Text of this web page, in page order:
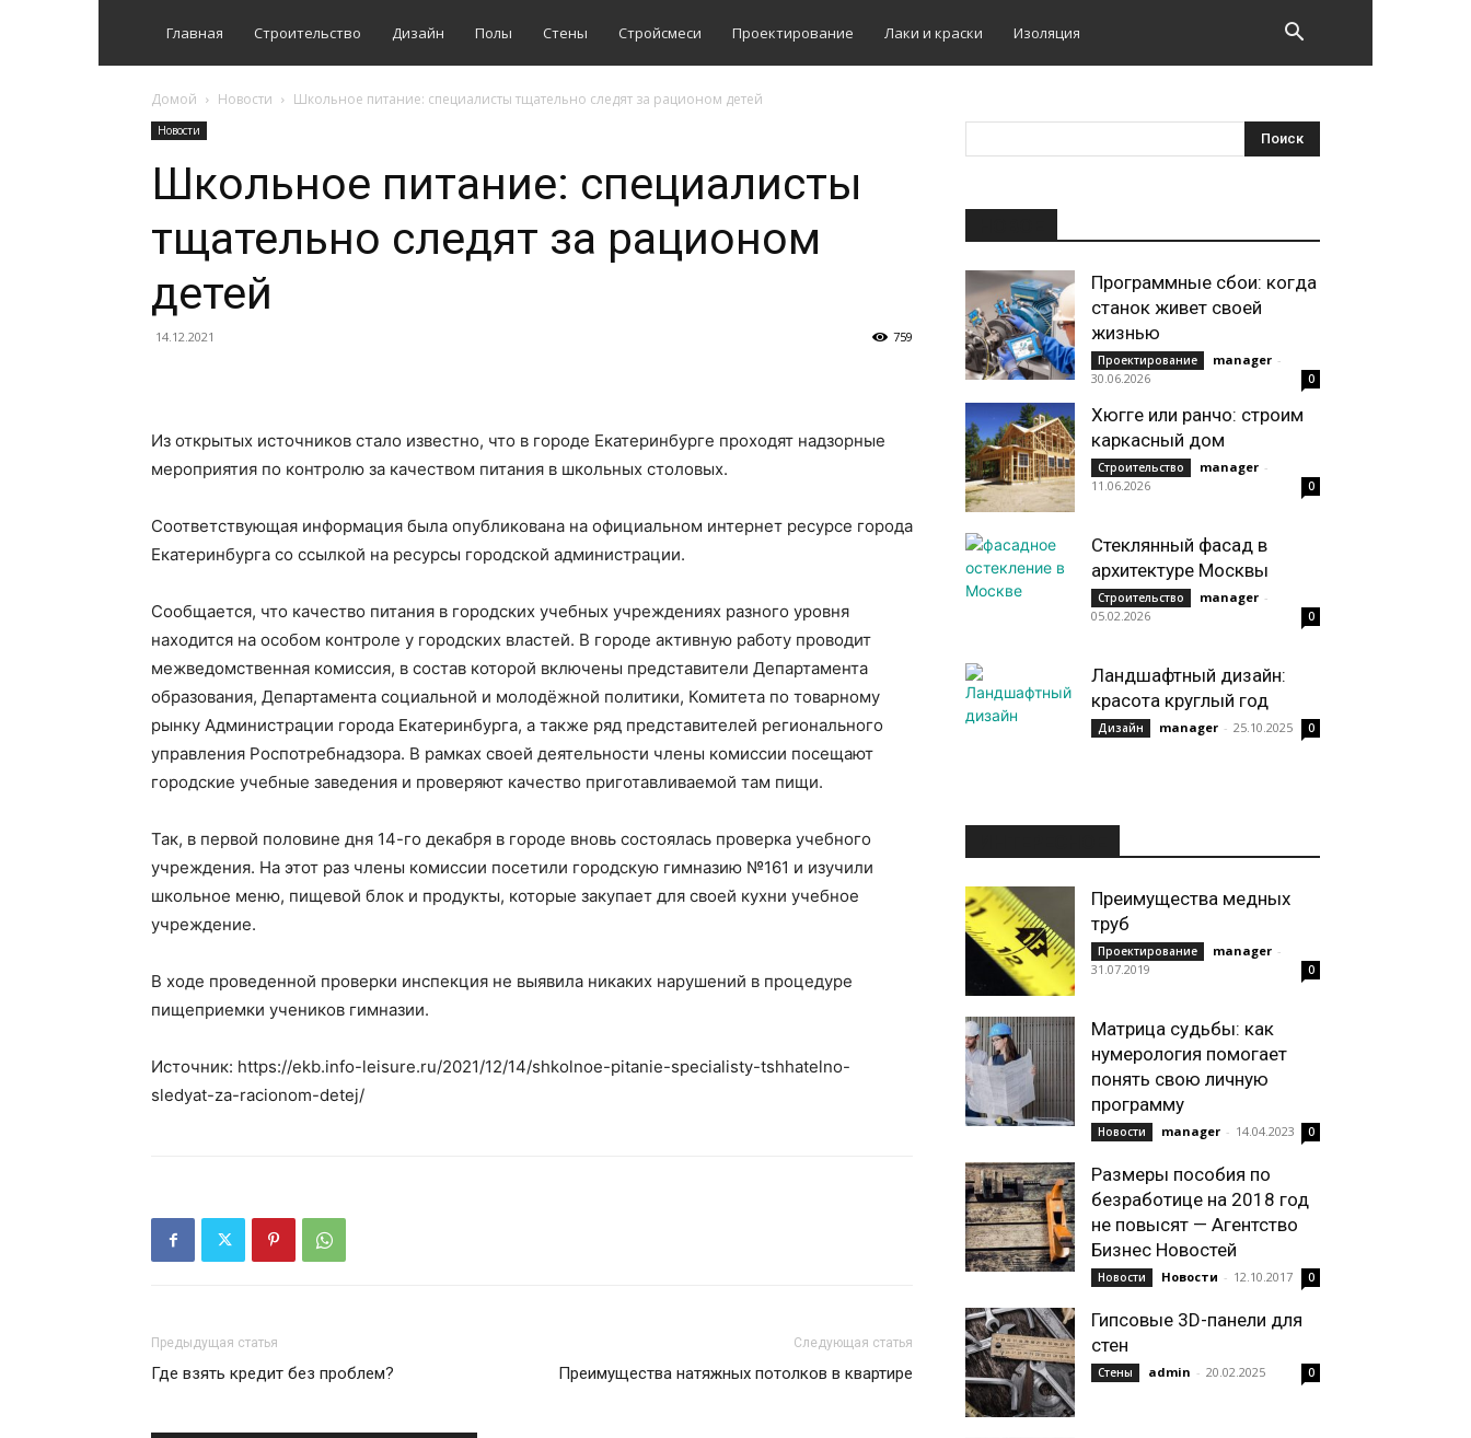
Главная Строительство Дизайн Полы Стены Стройсмеси Проектирование Лаки и краски Изоляция
Домой Новости Школьное питание: специалисты тщательно следят за рационом детей
Новости
Школьное питание: специалисты
тщательно следят за рационом
детей
14.12.2021 759
Из открытых источников стало известно, что в городе Екатеринбурге проходят надзорные
мероприятия по контролю за качеством питания в школьных столовых.
Соответствующая информация была опубликована на официальном интернет ресурсе города
Екатеринбурга со ссылкой на ресурсы городской администрации.
Сообщается, что качество питания в городских учебных учреждениях разного уровня
находится на особом контроле у городских властей. В городе активную работу проводит
межведомственная комиссия, в состав которой включены представители Департамента
образования, Департамента социальной и молодёжной политики, Комитета по товарному
рынку Администрации города Екатеринбурга, а также ряд представителей регионального
управления Роспотребнадзора. В рамках своей деятельности члены комиссии посещают
городские учебные заведения и проверяют качество приготавливаемой там пищи.
Так, в первой половине дня 14-го декабря в городе вновь состоялась проверка учебного
учреждения. На этот раз члены комиссии посетили городскую гимназию №161 и изучили
школьное меню, пищевой блок и продукты, которые закупает для своей кухни учебное
учреждение.
В ходе проведенной проверки инспекция не выявила никаких нарушений в процедуре
пищеприемки учеников гимназии.
Источник: https://ekb.info-leisure.ru/2021/12/14/shkolnoe-pitanie-specialisty-tshhatelno-
sledyat-za-racionom-detej/
Предыдущая статья
Где взять кредит без проблем?
Следующая статья
Преимущества натяжных потолков в квартире
Программные сбои: когда
станок живет своей
жизнью
Проектирование manager -
30.06.2026
0
Хюгге или ранчо: строим
каркасный дом
Строительство manager -
11.06.2026
0
Стеклянный фасад в
архитектуре Москвы
Строительство manager -
05.02.2026
0
Ландшафтный дизайн:
красота круглый год
Дизайн manager - 25.10.2025 0
Преимущества медных
труб
Проектирование manager -
31.07.2019
0
Матрица судьбы: как
нумерология помогает
понять свою личную
программу
Новости manager - 14.04.2023 0
Размеры пособия по
безработице на 2018 год
не повысят — Агентство
Бизнес Новостей
Новости Новости - 12.10.2017 0
Гипсовые 3D-панели для
стен
Стены admin - 20.02.2025 0